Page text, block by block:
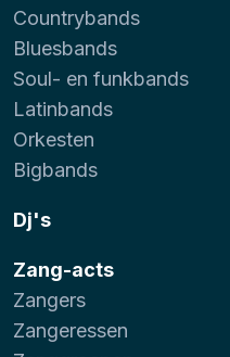
Countrybands
Bluesbands
Soul- en funkbands
Latinbands
Orkesten
Bigbands
Dj's
Zang-acts
Zangers
Zangeressen